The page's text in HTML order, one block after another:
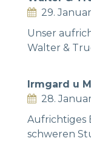
29.
Unser
Walter &
Irmgard u
28.
Aufrichtiges
schweren